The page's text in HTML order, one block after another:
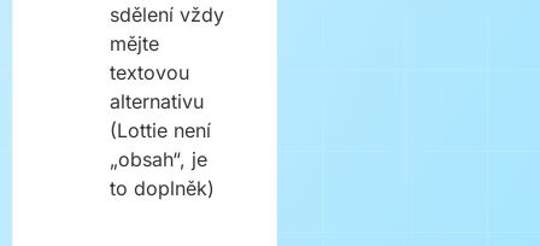
sdělení vždy
mějte
textovou
alternativu
(Lottie není
„obsah“, je
to doplněk)